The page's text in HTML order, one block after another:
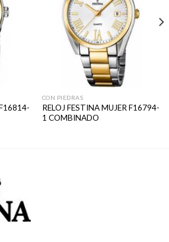
CON PIEDRAS
RELOJ FESTINA MUJER F16794-
1 COMBINADO